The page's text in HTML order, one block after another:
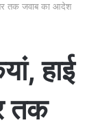
तक जवाब का आदेश
हाई
तक